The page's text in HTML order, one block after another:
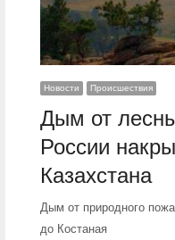
Новости Происшествия
Дым от
России
Казахстана
Дым от природного
до Костаная